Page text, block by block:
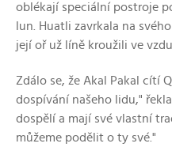
oblékají speciální postroje
lun. Huatli zavrkala na
její oř už líně kroužili ve
Zdálo se, že Akal Pakal cítí
dospívání našeho lidu,"
dospělí a mají své vlastní
můžeme podělit o ty své."